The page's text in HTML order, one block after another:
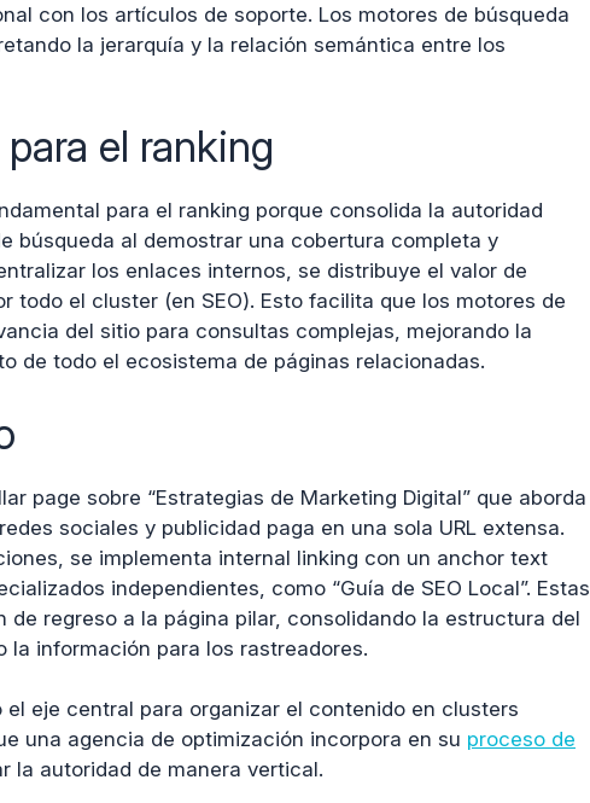
con los artículos de soporte. Los motores de búsqueda
la jerarquía y la relación semántica entre los
el ranking
para el ranking porque consolida la autoridad
búsqueda al demostrar una cobertura completa y
los enlaces internos, se distribuye el valor de
todo el cluster (en SEO). Esto facilita que los motores de
del sitio para consultas complejas, mejorando la
de todo el ecosistema de páginas relacionadas.
page sobre “Estrategias de Marketing Digital” que aborda
sociales y publicidad paga en una sola URL extensa.
se implementa internal linking con un anchor text
independientes, como “Guía de SEO Local”. Estas
de regreso a la página pilar, consolidando la estructura del
la información para los rastreadores.
el eje central para organizar el contenido en clusters
una agencia de optimización incorpora en su proceso de
la autoridad de manera vertical.